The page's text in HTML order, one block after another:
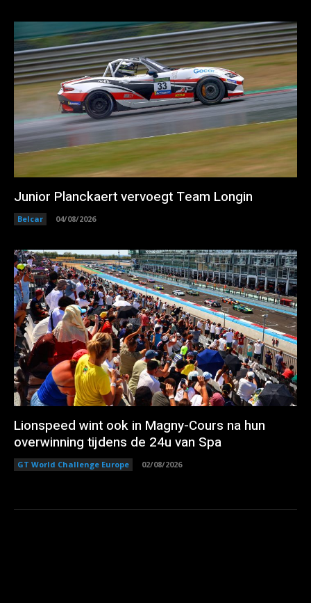
Junior Planckaert vervoegt Team Longin
Belcar 04/08/2026
Lionspeed wint ook in Magny-Cours na hun
overwinning tijdens de 24u van Spa
GT World Challenge Europe 02/08/2026